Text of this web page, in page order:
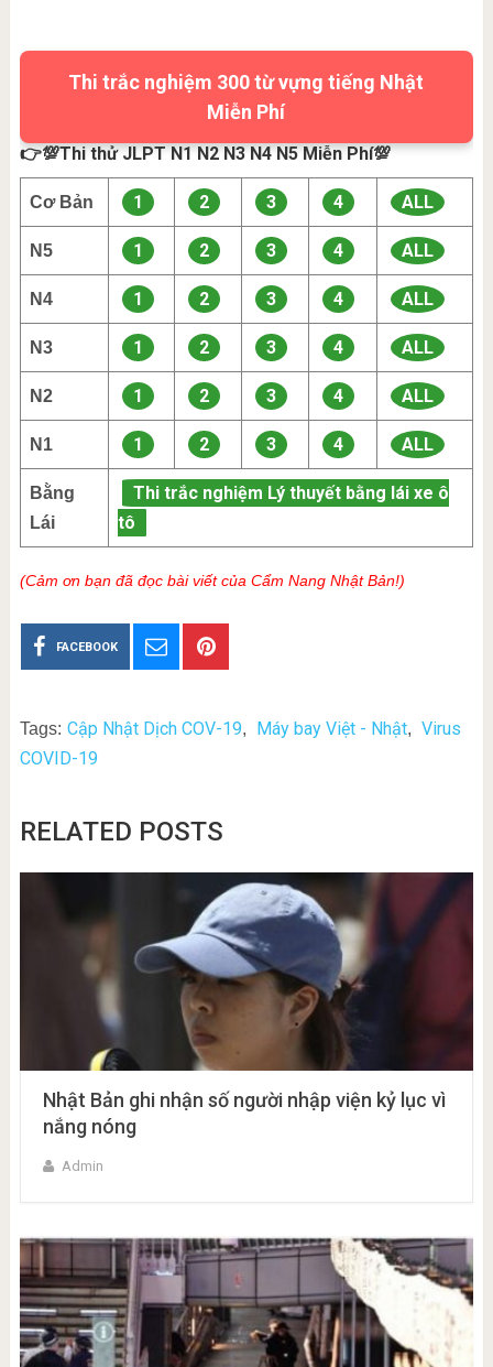
Thi trắc nghiệm 300 từ vựng tiếng Nhật
Miễn Phí
👉💯Thi thử JLPT N1 N2 N3 N4 N5 Miễn Phí💯
Cơ Bản 1 2 3 4 ALL
N5 1 2 3 4 ALL
N4 1 2 3 4 ALL
N3 1 2 3 4 ALL
N2 1 2 3 4 ALL
N1 1 2 3 4 ALL
Bằng
Lái
Thi trắc nghiệm Lý thuyết bằng lái xe ô
tô
(Cảm ơn bạn đã đọc bài viết của Cẩm Nang Nhật Bản!)
FACEBOOK
Tags: Cập Nhật Dịch COV-19, Máy bay Việt - Nhật, Virus
COVID-19
RELATED POSTS
Nhật Bản ghi nhận số người nhập viện kỷ lục vì
nắng nóng
Admin